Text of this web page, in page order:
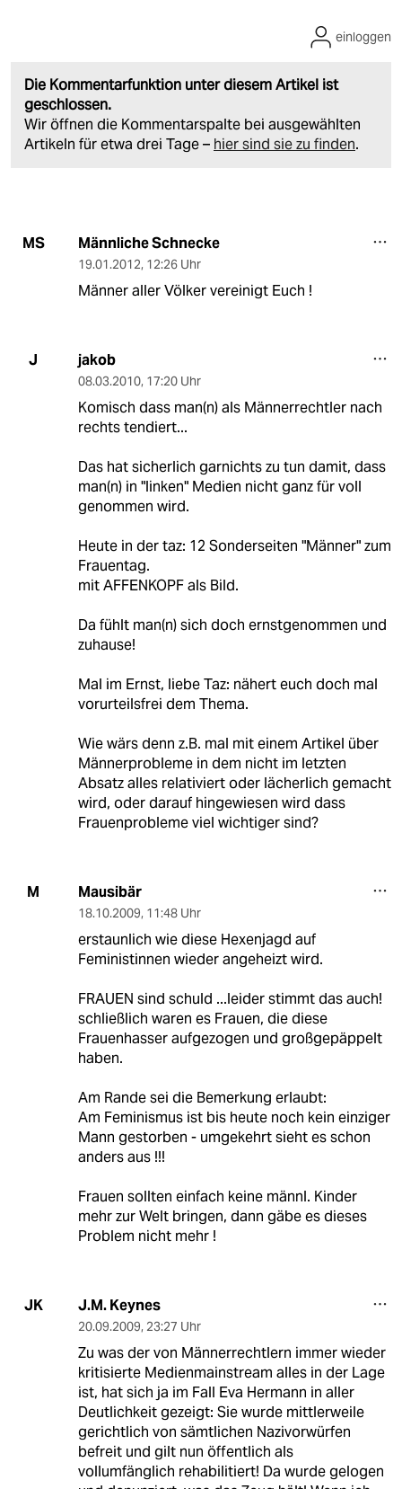
Die Kommentarfunktion unter diesem Artikel ist
geschlossen.
Wir öffnen die Kommentarspalte bei ausgewählten
Artikeln für etwa drei Tage – hier sind sie zu finden.
einloggen
MS Männliche Schnecke
19.01.2012, 12:26 Uhr
Männer aller Völker vereinigt Euch !
J jakob
08.03.2010, 17:20 Uhr
Komisch dass man(n) als Männerrechtler nach
rechts tendiert...
Das hat sicherlich garnichts zu tun damit, dass
man(n) in "linken" Medien nicht ganz für voll
genommen wird.
Heute in der taz: 12 Sonderseiten "Männer" zum
Frauentag.
mit AFFENKOPF als Bild.
Da fühlt man(n) sich doch ernstgenommen und
zuhause!
Mal im Ernst, liebe Taz: nähert euch doch mal
vorurteilsfrei dem Thema.
Wie wärs denn z.B. mal mit einem Artikel über
Männerprobleme in dem nicht im letzten
Absatz alles relativiert oder lächerlich gemacht
wird, oder darauf hingewiesen wird dass
Frauenprobleme viel wichtiger sind?
M Mausibär
18.10.2009, 11:48 Uhr
erstaunlich wie diese Hexenjagd auf
Feministinnen wieder angeheizt wird.
FRAUEN sind schuld ...leider stimmt das auch!
schließlich waren es Frauen, die diese
Frauenhasser aufgezogen und großgepäppelt
haben.
Am Rande sei die Bemerkung erlaubt:
Am Feminismus ist bis heute noch kein einziger
Mann gestorben - umgekehrt sieht es schon
anders aus !!!
Frauen sollten einfach keine männl. Kinder
mehr zur Welt bringen, dann gäbe es dieses
Problem nicht mehr !
JK J.M. Keynes
20.09.2009, 23:27 Uhr
Zu was der von Männerrechtlern immer wieder
kritisierte Medienmainstream alles in der Lage
ist, hat sich ja im Fall Eva Hermann in aller
Deutlichkeit gezeigt: Sie wurde mittlerweile
gerichtlich von sämtlichen Nazivorwürfen
befreit und gilt nun öffentlich als
vollumfänglich rehabilitiert! Da wurde gelogen